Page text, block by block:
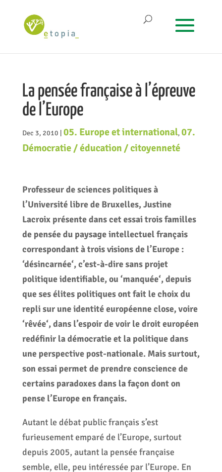
La pensée française à l’épreuve
de l’Europe
Dec 3, 2010 05. Europe et international, 07.
Démocratie / éducation / citoyenneté
Professeur de sciences politiques à
l’Université libre de Bruxelles,Justine
Lacroixprésente dans cet essai trois familles
de pensée du paysage intellectuel français
correspondant à trois visions de l’Europe :
‘désincarnée‘, c’est-à-dire sans projet
politique identifiable, ou ‘manquée‘, depuis
que ses élites politiques ont fait le choix du
repli sur une identité européenne close, voire
‘rêvée‘, dans l’espoir de voir le droit européen
redéfinir la démocratie et la politique dans
une perspective post-nationale. Mais surtout,
son essai permet de prendre conscience de
certains paradoxes dans la façon dont on
pense l’Europe en français.
Autant le débat public français s’est
furieusement emparé de l’Europe, surtout
depuis 2005, autant la pensée française
semble, elle, peu intéressée par l’Europe. En